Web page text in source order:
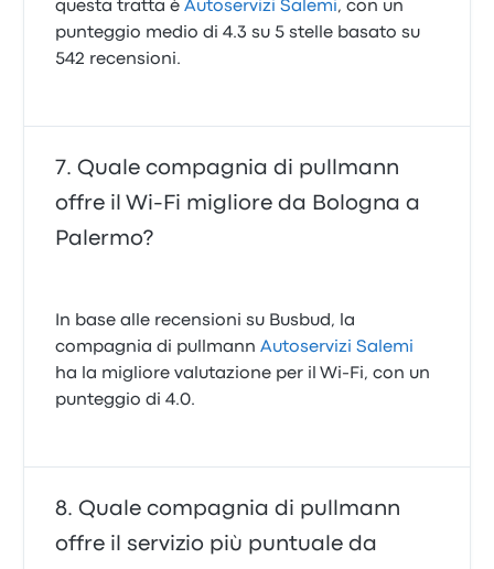
questa tratta èAutoservizi Salemi, con un
punteggio medio di 4.3 su 5 stelle basato su
542 recensioni.
Quale compagnia di pullmann
offre il Wi‑Fi migliore da Bologna a
Palermo?
In base alle recensioni su Busbud, la
compagnia di pullmannAutoservizi Salemi
ha la migliore valutazione per il Wi-Fi, con un
punteggio di 4.0.
Quale compagnia di pullmann
offre il servizio più puntuale da